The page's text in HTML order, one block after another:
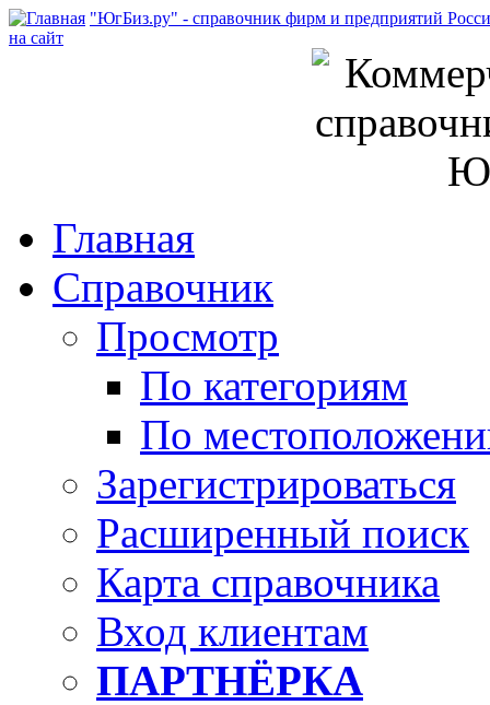
"ЮгБиз.ру" - справочник фирм и предприятий
на сайт
Главная
Справочник
Просмотр
По категориям
По
Зарегистрироваться
Расширенный поиск
Карта справочника
Вход клиентам
ПАРТНЁРКА